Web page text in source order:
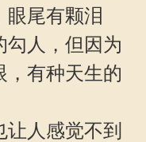
眼尾有颗泪
勾人，但因为
，有种天生的
人感觉不到